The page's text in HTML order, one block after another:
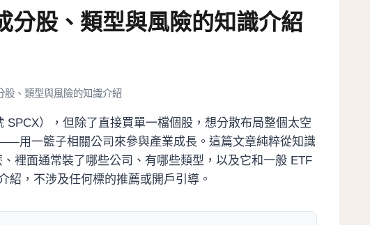
分股、類型與風險的知識介紹
股、類型與風險的知識介紹
SPCX），但除了直接買單一檔個股，想分散布局整個太空
用一籃子相關公司來參與產業成長。這篇文章純粹從知識
裡面通常裝了哪些公司、有哪些類型，以及它和一般 ETF
紹，不涉及任何標的推薦或開戶引導。